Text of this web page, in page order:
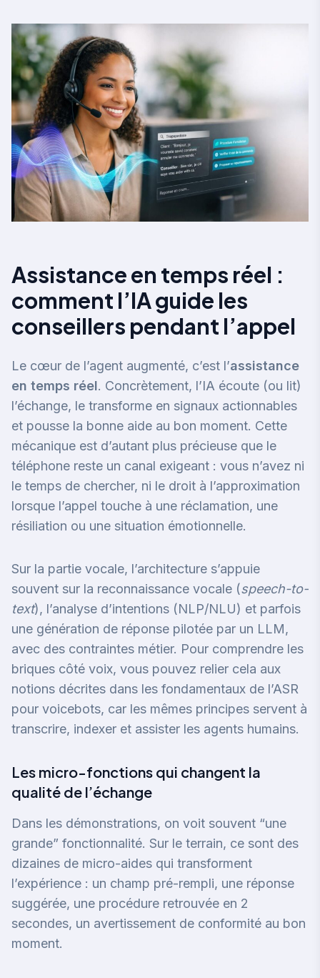
Assistance en temps réel :
comment l’IA guide les
conseillers pendant l’appel
Le cœur de l’agent augmenté, c’est l’assistance
en temps réel. Concrètement, l’IA écoute (ou lit)
l’échange, le transforme en signaux actionnables
et pousse la bonne aide au bon moment. Cette
mécanique est d’autant plus précieuse que le
téléphone reste un canal exigeant : vous n’avez ni
le temps de chercher, ni le droit à l’approximation
lorsque l’appel touche à une réclamation, une
résiliation ou une situation émotionnelle.
Sur la partie vocale, l’architecture s’appuie
souvent sur la reconnaissance vocale (speech-to-
text), l’analyse d’intentions (NLP/NLU) et parfois
une génération de réponse pilotée par un LLM,
avec des contraintes métier. Pour comprendre les
briques côté voix, vous pouvez relier cela aux
notions décrites dans les fondamentaux de l’ASR
pour voicebots, car les mêmes principes servent à
transcrire, indexer et assister les agents humains.
Les micro-fonctions qui changent la
qualité de l’échange
Dans les démonstrations, on voit souvent “une
grande” fonctionnalité. Sur le terrain, ce sont des
dizaines de micro-aides qui transforment
l’expérience : un champ pré-rempli, une réponse
suggérée, une procédure retrouvée en 2
secondes, un avertissement de conformité au bon
moment.